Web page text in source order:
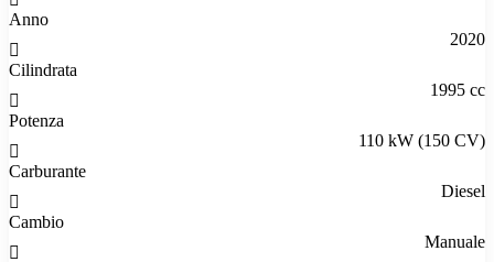
Anno
2020
Cilindrata
1995 cc
Potenza
110 kW (150 CV)
Carburante
Diesel
Cambio
Manuale